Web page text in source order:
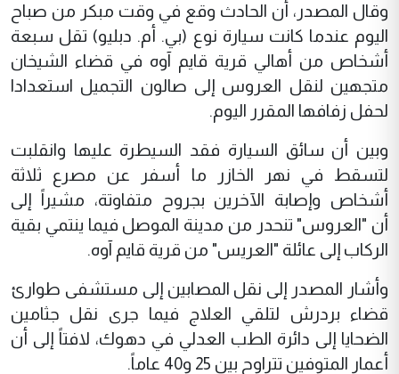
وقال المصدر، أن الحادث وقع في وقت مبكر من صباح
اليوم عندما كانت سيارة نوع (بي. أم. دبليو) تقل سبعة
أشخاص من أهالي قرية قايم آوه في قضاء الشيخان
متجهين لنقل العروس إلى صالون التجميل استعدادا
لحفل زفافها المقرر اليوم.
وبين أن سائق السيارة فقد السيطرة عليها وانقلبت
لتسقط في نهر الخازر ما أسفر عن مصرع ثلاثة
أشخاص وإصابة الآخرين بجروح متفاوتة، مشيراً إلى
أن "العروس" تنحدر من مدينة الموصل فيما ينتمي بقية
الركاب إلى عائلة "العريس" من قرية قايم آوه.
وأشار المصدر إلى نقل المصابين إلى مستشفى طوارئ
قضاء بردرش لتلقي العلاج فيما جرى نقل جثامين
الضحايا إلى دائرة الطب العدلي في دهوك، لافتاً إلى أن
أعمار المتوفين تتراوح بين 25 و40 عاماً.